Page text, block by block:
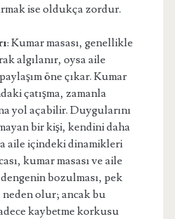
ise oldukça zordur.
: Kumar masası, genellikle
algılanır, oysa aile
öne çıkar. Kumar
çatışma, zamanla
yol açabilir. Duygularını
bir kişi, kendini daha
aile içindeki dinamikleri
kumar masası ve aile
bozulması, pek
neden olur; ancak bu
kaybetme korkusu